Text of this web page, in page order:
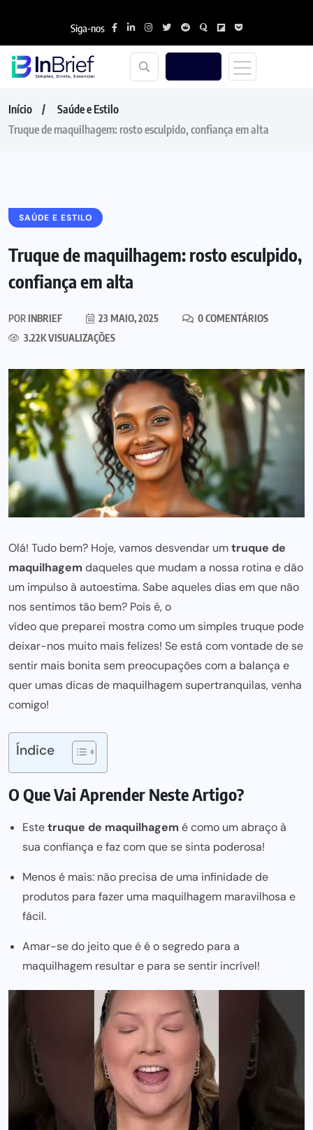
Siga-nos
Início
Saúde e Estilo
Truque de maquilhagem: rosto esculpido, confiança em alta
SAÚDE E ESTILO
Truque de maquilhagem: rosto esculpido,
confiança em alta
PORINBRIEF 23 MAIO, 2025
0 COMENTÁRIOS
3.22K VISUALIZAÇÕES
Olá! Tudo bem? Hoje, vamos desvendar umtruque de
maquilhagem daqueles que mudam a nossa rotina e dão
um impulso à autoestima. Sabe aqueles dias em que não
nos sentimos tão bem? Pois é, o
vídeo que preparei mostra como um simples truque pode
deixar-nos muito mais felizes! Se está com vontade de se
sentir mais bonita sem preocupações com a balança e
quer umas dicas de maquilhagem supertranquilas, venha
comigo!
Índice
O Que Vai Aprender Neste Artigo?
Estetruque de maquilhagem é como um abraço à
sua confiança e faz com que se sinta poderosa!
Menos é mais: não precisa de uma infinidade de
produtos para fazer uma maquilhagem maravilhosa e
fácil.
Amar-se do jeito que é é o segredo para a
maquilhagem resultar e para se sentir incrível!